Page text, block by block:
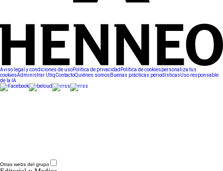
Aviso legal y condiciones de usoPolítica de privacidad Política de cookiespersonaliza tus
cookiesAdministrar UtiqContactoQuiénes somos Buenas prácticas periodísticasUso responsable
de la IA
Otras webs del grupo